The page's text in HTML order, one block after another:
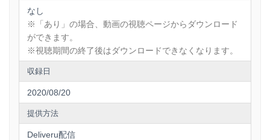
なし
※「あり」の場合、動画の視聴ページからダウンロード
ができます。
※視聴期間の終了後はダウンロードできなくなります。
収録日
2020/08/20
提供方法
Deliveru配信